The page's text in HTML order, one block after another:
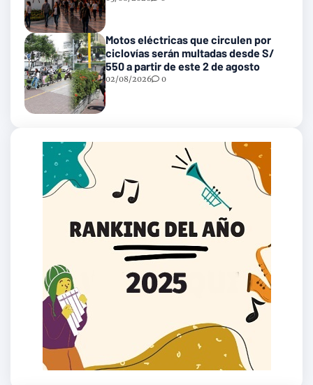
Motos eléctricas que circulen por
ciclovías serán multadas desde S/
550 a partir de este 2 de agosto
02/08/2026 0